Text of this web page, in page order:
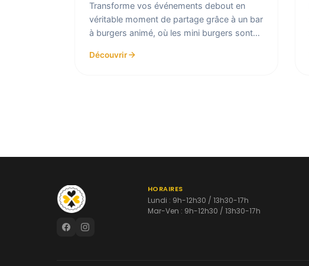
Transforme vos événements debout en
véritable moment de partage grâce à un bar
à burgers animé, où les mini burgers sont
Découvrir
HORAIRES
Lundi : 9h-12h30 / 13h30-17h
Mar-Ven : 9h-12h30 / 13h30-17h